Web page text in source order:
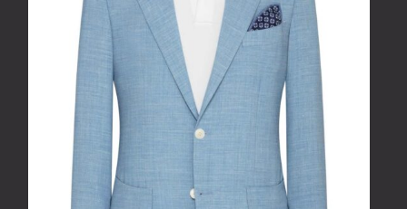
Semi bespoke öltöny
árak
Olasz szövetekből, anyagminőségtől
függően, 285.000 Ft és 425.000 Ft között.